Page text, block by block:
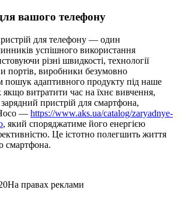
вашого телефону
для телефону — один
успішного використання
різні швидкості, технології
портів, виробники безумовно
адаптивного продукту під наше
витратити час на їхнє вивчення,
пристрій для смартфона,
— https://www.aks.ua/catalog/zaryadnye-
, який споряджатиме його енергією
Це істотно полегшить життя
смартфона.
На правах реклами